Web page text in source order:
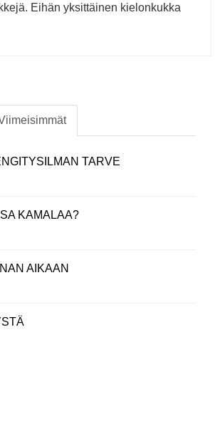
Eihän yksittäinen kielonkukka
TARVE
KAMALAA?
AIKAAN